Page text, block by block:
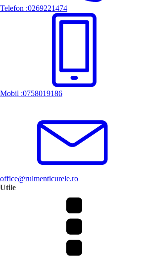
Telefon :0269221474
Mobil :0758019186
office@rulmenticurele.ro
Utile